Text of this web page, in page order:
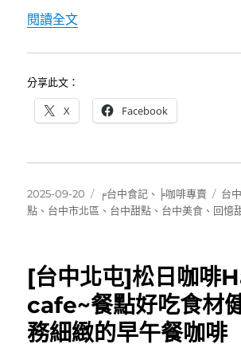
閱讀全文〈[台中]回憶甜點～梅川綠
分享此文：
X Facebook
發
佈
2025-09-20
分
類
╒台中食記 、 ╞咖啡專賣
標
籤
台
點 、 台中市北區 、 台中甜點 、 台中美食 、 回憶
[台中北屯]松日咖啡
cafe~餐點好吃食材
務細緻的早午餐咖啡